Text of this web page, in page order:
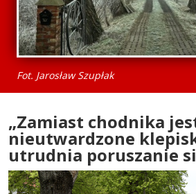
Fot. Jarosław Szupłak
„Zamiast chodnika
nieutwardzone
utrudnia poruszanie